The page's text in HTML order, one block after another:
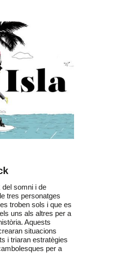
del somni i de
tres personatges
troben sols i que es
uns als altres per a
Aquests
situacions
i triaran estratègies
per a